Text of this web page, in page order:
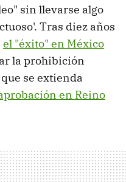
sin llevarse algo
Tras diez años
el "éxito" en México
la prohibición
se extienda
en Reino